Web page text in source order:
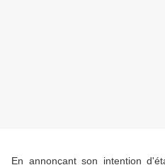
En annonçant son intention